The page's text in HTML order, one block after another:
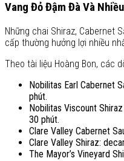
Vang Đỏ Đậm Đà Và
Những chai Shiraz, Cabernet
cấp thường hưởng lợi nhiều
Theo tài liệu Hoàng Bon, các
Nobilitas Earl Cabernet
phút.
Nobilitas Viscount
30 phút.
Clare Valley Cabernet
Clare Valley Shiraz:
The Mayor’s Vineyard